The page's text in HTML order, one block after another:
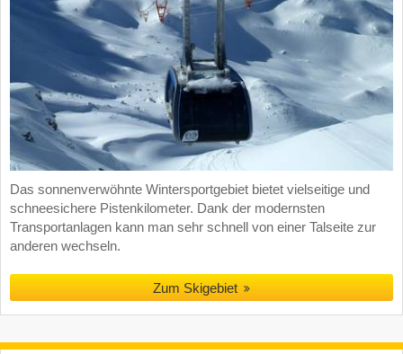
Das sonnenverwöhnte Wintersportgebiet bietet vielseitige und
schneesichere Pistenkilometer. Dank der modernsten
Transportanlagen kann man sehr schnell von einer Talseite zur
anderen wechseln.
Zum Skigebiet